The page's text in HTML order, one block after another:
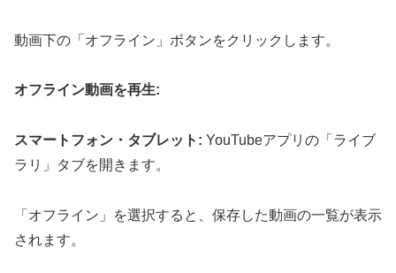
動画下の「オフライン」ボタンをクリックします。
オフライン動画を再生:
スマートフォン・タブレット: YouTubeアプリの「ライブ
ラリ」タブを開きます。
「オフライン」を選択すると、保存した動画の一覧が表示
されます。